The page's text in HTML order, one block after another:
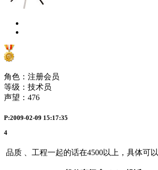
角色：注册会员
等级：技术员
声望： 476
P:2009-02-09 15:17:35
4
品质 、工程一起的话在4500以上，具体可以